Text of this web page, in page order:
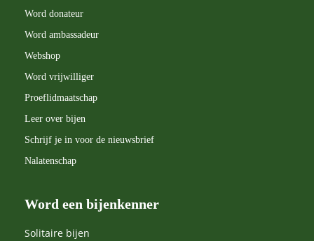
Word donateur
Word ambassadeur
Webshop
Word vrijwilliger
Proeflidmaatschap
Leer over bijen
Schrijf je in voor de nieuwsbrief
Nalatenschap
Word een bijenkenner
Solitaire bijen